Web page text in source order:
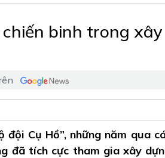
binh trong
đội Cụ Hồ”, những năm qua
đã tích cực tham gia xây